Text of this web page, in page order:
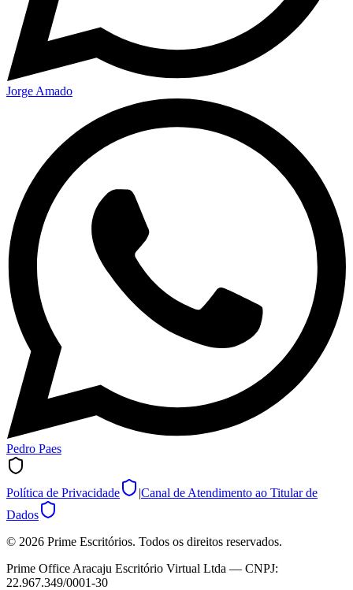
Jorge Amado
Pedro Paes
Política de Privacidade |Canal de Atendimento ao Titular de
Dados
© 2026 Prime Escritórios. Todos os direitos reservados.
Prime Office Aracaju Escritório Virtual Ltda — CNPJ:
22.967.349/0001-30